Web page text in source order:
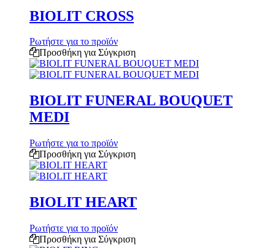
BIOLIT CROSS
Ρωτήστε για το προϊόν
Προσθήκη για Σύγκριση
BIOLIT FUNERAL BOUQUET
MEDI
Ρωτήστε για το προϊόν
Προσθήκη για Σύγκριση
BIOLIT HEART
Ρωτήστε για το προϊόν
Προσθήκη για Σύγκριση